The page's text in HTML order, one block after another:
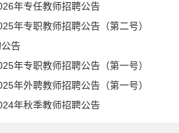
年专任教师招聘公告
年专职教师招聘公告（第二号）
告
年专职教师招聘公告（第一号）
年外聘教师招聘公告（第一号）
年秋季教师招聘公告